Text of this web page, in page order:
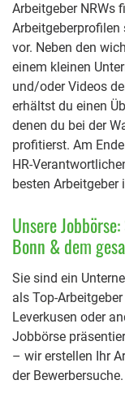
Arbeitgeber NRWs
vor. Neben den
einem kleinen
und/oder Videos
erhältst du einen
denen du bei der
profitierst. Am
HR-
besten Arbeitgeber
Unsere
Bonn & dem
Sie sind ein
als Top-
Leverkusen oder
Jobbörse
– wir erstellen Ihr
der Bewerbersuche.